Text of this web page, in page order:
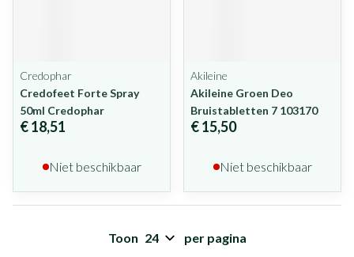
Credophar
Credofeet Forte Spray
50ml Credophar
€ 18,51
Niet beschikbaar
Akileine
Akileine Groen Deo
Bruistabletten 7 103170
€ 15,50
Niet beschikbaar
Toon per pagina